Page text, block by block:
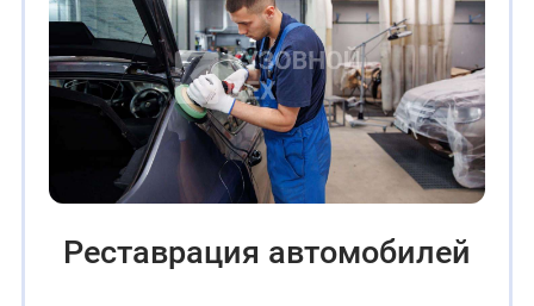
Реставрация автомобилей